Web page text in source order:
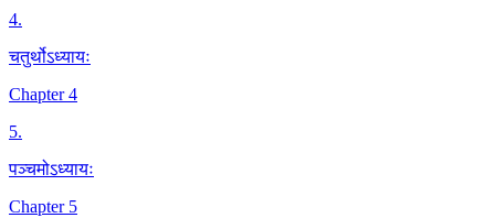
4.
चतुर्थोऽध्यायः
Chapter 4
5.
पञ्चमोऽध्यायः
Chapter 5